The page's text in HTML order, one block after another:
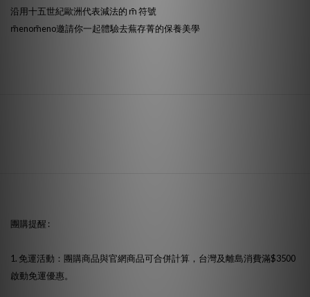
沿用十五世紀歐洲代表減法的 m̄ 符號
m̄enom̄eno邀請你一起體驗去蕪存菁的保養美學
團購提醒 :
1. 免運活動：團購商品與官網商品可合併計算，台灣及離島消費滿$3500
啟動免運優惠。